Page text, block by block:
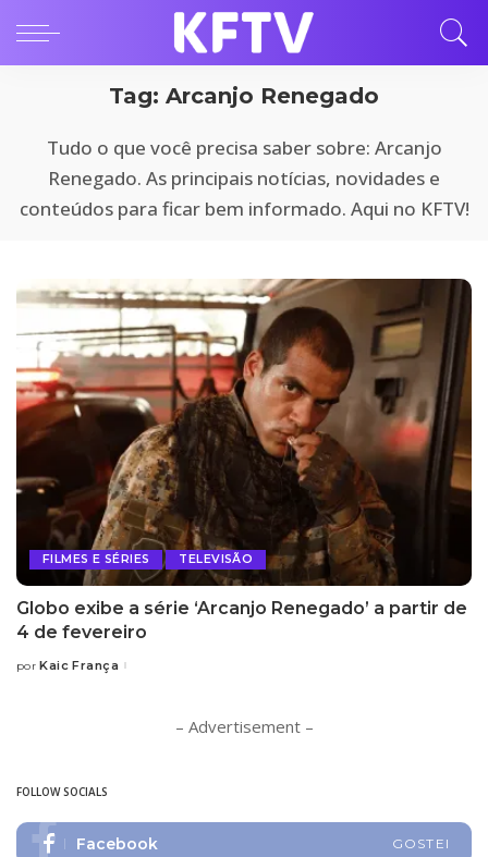
Tag: Arcanjo Renegado
Tudo o que você precisa saber sobre: Arcanjo
Renegado. As principais notícias, novidades e
conteúdos para ficar bem informado. Aqui no KFTV!
FILMES E SÉRIES TELEVISÃO
Globo exibe a série ‘Arcanjo Renegado’ a partir de
4 de fevereiro
Posted
por Kaic França
– Advertisement –
FOLLOW SOCIALS
Facebook GOSTEI